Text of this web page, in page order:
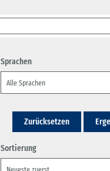
Sprachen
Zurücksetzen
Sortierung